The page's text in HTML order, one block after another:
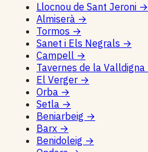
Llocnou de Sant Jeroni →
Almiserà →
Tormos →
Sanet i Els Negrals →
Campell →
Tavernes de la Valldigna
El Verger →
Orba →
Setla →
Beniarbeig →
Barx →
Benidoleig →